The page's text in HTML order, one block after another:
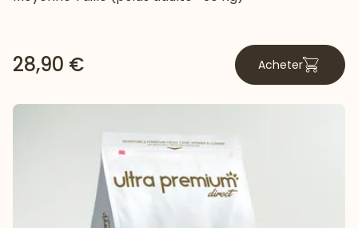
28,90 € Acheter